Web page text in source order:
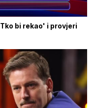
bi rekao' i provjeri